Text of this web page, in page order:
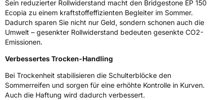
Rollgeräusch (dB)71
FahrzeugklasseC1
3PMSF / Schneeflockensymbol / Alpine-Symbol
EisgripNein
EPREL ID380897
Sein reduzierter Rollwiderstand macht den Bridgestone EP 150
Ecopia zu einem kraftstoffeffizienten Begleiter im Sommer.
Dadurch sparen Sie nicht nur Geld, sondern schonen auch die
Umwelt – gesenkter Rollwiderstand bedeuten gesenkte CO2-
Emissionen.
Verbessertes Trocken-Handling
Bei Trockenheit stabilisieren die Schulterblöcke den
Sommerreifen und sorgen für eine erhöhte Kontrolle in Kurven.
Auch die Haftung wird dadurch verbessert.